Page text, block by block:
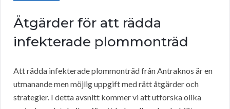
Åtgärder för att rädda
infekterade plommonträd
Att rädda infekterade plommonträd från Antraknos är en
utmanande men möjlig uppgift med rätt åtgärder och
strategier. I detta avsnitt kommer vi att utforska olika